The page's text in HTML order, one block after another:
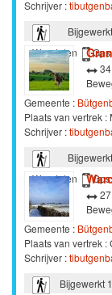
Schrijver :
Wandelen
Gps
Gemeente :
Plaats van vertrek :
Schrijver :
Wandelen
Gps
Gemeente :
Plaats van vertrek :
Schrijver :
Bijgewerkt